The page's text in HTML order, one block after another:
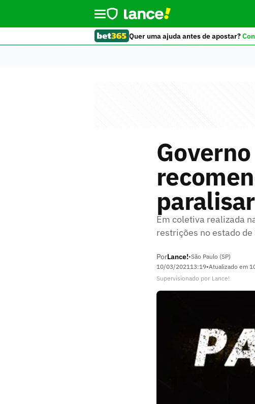
Quer uma ajuda antes de apostar?
Em coletiva realizada
restrições no estado
PorLance!•São Paulo (SP)
10/03/202113:19•Atualizado em
Supervisionado por Lance!